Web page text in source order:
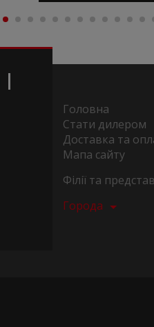
Головна
Стати дилером
Доставка та
Мапа сайту
Філії та
Города